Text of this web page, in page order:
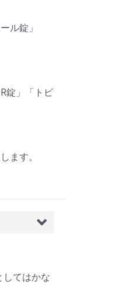
ル錠」
錠」「トピ
ます。
してはかな